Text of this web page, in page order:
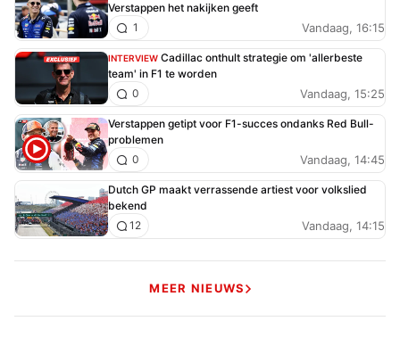
Verstappen het nakijken geeft
Vandaag, 16:15
1
INTERVIEW Cadillac onthult strategie om 'allerbeste
team' in F1 te worden
Vandaag, 15:25
0
Verstappen getipt voor F1-succes ondanks Red Bull-
problemen
Vandaag, 14:45
0
Dutch GP maakt verrassende artiest voor volkslied
bekend
Vandaag, 14:15
12
MEER NIEUWS